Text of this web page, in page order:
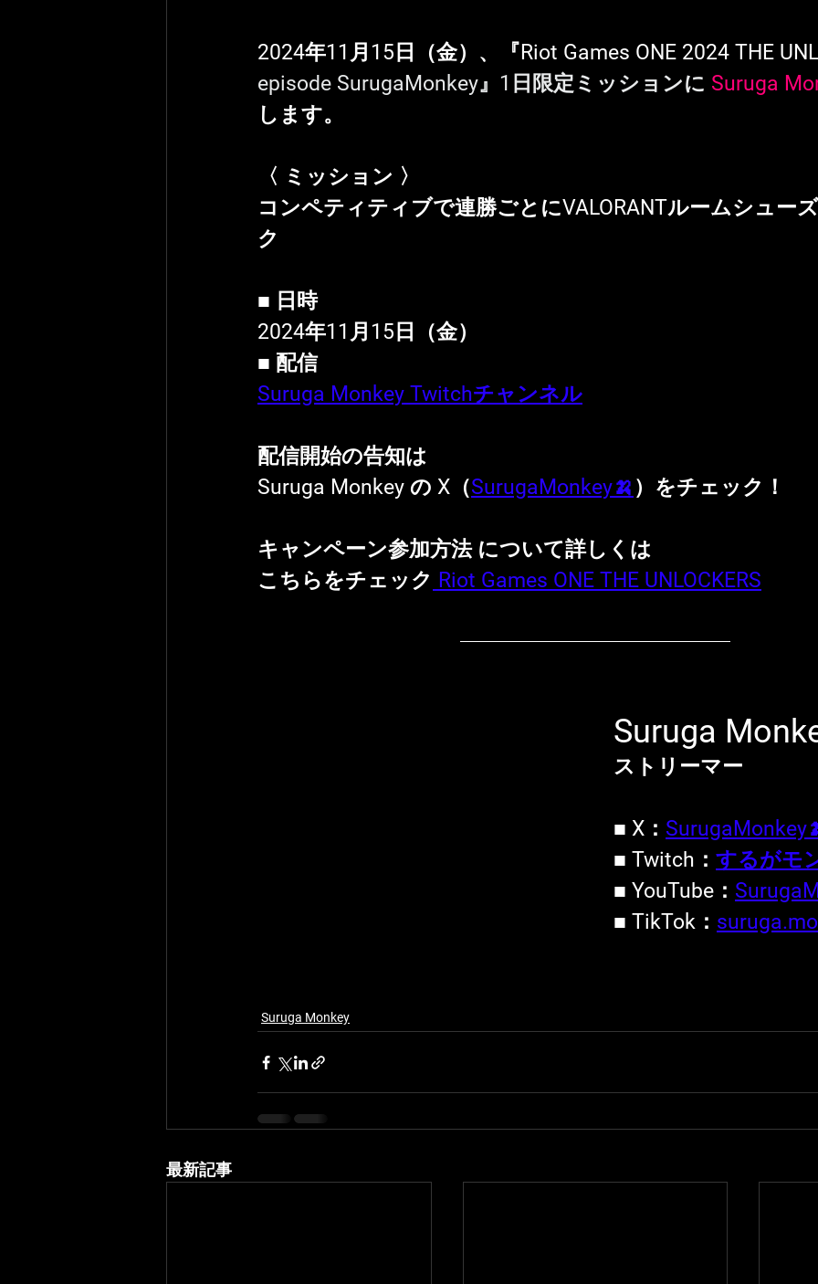
2024年11月15日（金）、『Riot Games ONE 2024 THE
episode SurugaMonkey』1日限定ミッションに Suruga
します。
〈 ミッション 〉
コンペティティブで連勝ごとにVALORANTルームシュー
ク
■ 日時
2024年11月15日（金）
■ 配信
Suruga Monkey Twitchチャンネル
配信開始の告知は
Suruga Monkey の X（SurugaMonkey🍌 ）をチェック！
キャンペーン参加方法 について詳しくは
こちらをチェック Riot Games ONE THE UNLOCKERS
Suruga
ストリーマー
■ X：
■ Twitch： するがモ
■ YouTube：
■ TikTok：
Suruga Monkey
最新記事